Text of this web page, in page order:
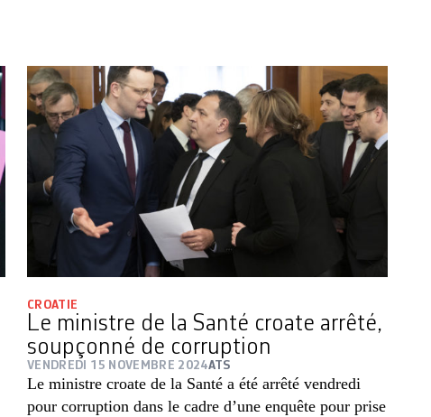
CROATIE
Le ministre de la Santé croate arrêté,
soupçonné de corruption
VENDREDI 15 NOVEMBRE 2024ATS
Le ministre croate de la Santé a été arrêté vendredi
pour corruption dans le cadre d’une enquête pour prise